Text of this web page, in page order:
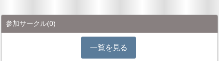
参加サークル(0)
一覧を見る